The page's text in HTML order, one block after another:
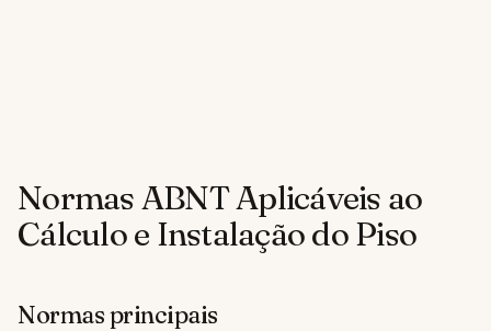
Normas ABNT Aplicáveis ao
Cálculo e Instalação do Piso
Normas principais